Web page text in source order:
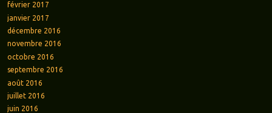
février 2017
janvier 2017
décembre 2016
novembre 2016
octobre 2016
septembre 2016
août 2016
juillet 2016
juin 2016